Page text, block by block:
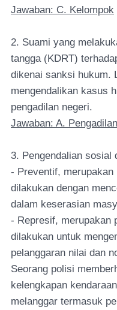
Jawaban: C. Kelompok
2. Suami yang
tangga (KDRT)
dikenai sanksi hukum.
mengendalikan kasus
pengadilan negeri.
Jawaban: A.
3. Pengendalian sosial
- Preventif, merupakan
dilakukan dengan
dalam keserasian
- Represif, merupakan
dilakukan untuk
pelanggaran nilai dan
Seorang polisi
kelengkapan
melanggar termasuk